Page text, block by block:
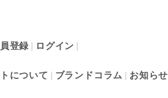
登録 ログイン
について ブランドコラム お知らせ